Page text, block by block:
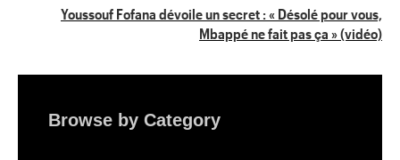
Youssouf Fofana dévoile un secret : « Désolé pour vous,
Mbappé ne fait pas ça » (vidéo)
Browse by Category